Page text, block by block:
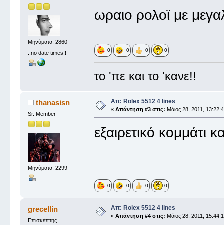
Μηνύματα: 2860
..no date times!!
ωραιο ρολοϊ με
0 0 0 0
το 'πε και το 'κανε!!
thanasisn
Sr. Member
Μηνύματα: 2299
Απ: Rolex 5512 4 lines
« Απάντηση #3 στις: Μάιος 28, 2011,
εξαιρετικό
0 0 0 0
grecellin
Επισκέπτης
Απ: Rolex 5512 4 lines
« Απάντηση #4 στις: Μάιος 28, 2011,